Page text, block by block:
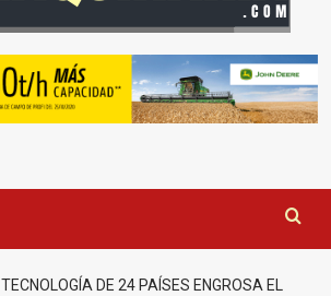
TECNOLOGÍA DE 24 PAÍSES ENGROSA EL